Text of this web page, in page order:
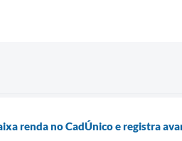
renda no CadÚnico e registra